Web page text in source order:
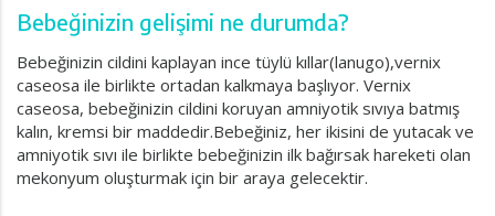
Bebeğinizin gelişimi ne durumda?
Bebeğinizin cildini kaplayan ince tüylü kıllar(lanugo),vernix
caseosa ile birlikte ortadan kalkmaya başlıyor. Vernix
caseosa, bebeğinizin cildini koruyan amniyotik sıvıya batmış
kalın, kremsi bir maddedir.Bebeğiniz, her ikisini de yutacak ve
amniyotik sıvı ile birlikte bebeğinizin ilk bağırsak hareketi olan
mekonyum oluşturmak için bir araya gelecektir.